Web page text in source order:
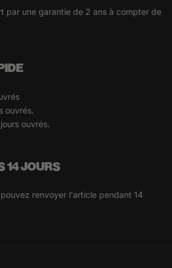
par une garantie de 2 ans à compter de
ouvrés.
ouvrés.
14 JOURS
renvoyer l'article pendant 14